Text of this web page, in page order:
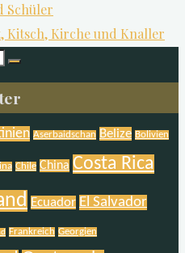
Schüler
Kitsch, Kirche und Knaller
Aserbaidschan Belize Bolivien
Chile China Costa Rica
Ecuador El Salvador
Frankreich Georgien